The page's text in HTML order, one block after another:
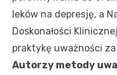
leków na depresję, a
Doskonałości
praktykę uważności
Autorzy metody